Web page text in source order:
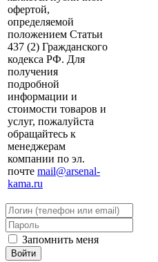
офертой,
определяемой
положением Статьи
437 (2) Гражданского
кодекса РФ. Для
получения
подробной
информации и
стоимости товаров и
услуг, пожалуйста
обращайтесь к
менеджерам
компании по эл.
почте mail@arsenal-
kama.ru
Запомнить меня